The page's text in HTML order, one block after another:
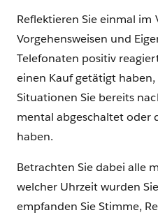
Reflektieren Sie einmal im
Vorgehensweisen und
Telefonaten positiv
einen Kauf getätigt
Situationen Sie bereits
mental abgeschaltet oder
haben.
Betrachten Sie dabei alle
welcher Uhrzeit wurden
empfanden Sie Stimme,